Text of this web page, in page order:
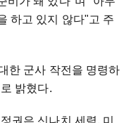
하고 있지 않다"고 주
한 군사 작전을 명령하
밝혔다.